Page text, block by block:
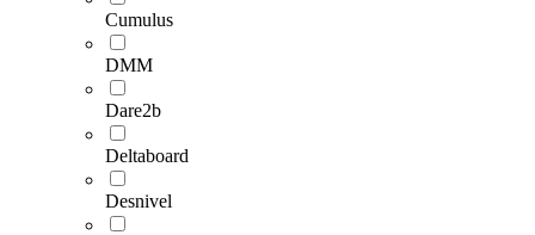
Cumulus
DMM
Dare2b
Deltaboard
Desnivel